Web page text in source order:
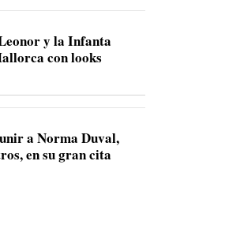
y la Infanta
con looks
a Norma Duval,
en su gran cita